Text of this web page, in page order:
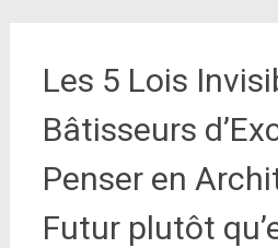
Les 5 Lois
Bâtisseurs
Penser en
Futur plutôt